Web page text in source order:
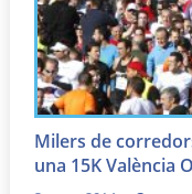
Milers de
una 15K València